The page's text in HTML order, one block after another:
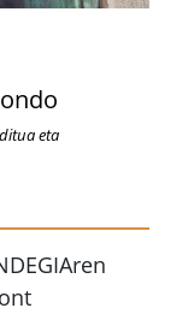
eta